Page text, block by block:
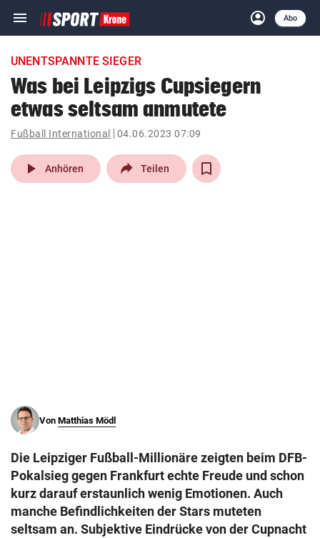
menu Navigation
ein-/ausklappen
account_circle
Anmelden
Abo
close Schließen
account_circle Anmelden
arrow_right
pin_drop
Wien arrow_right
UNENTSPANNTE SIEGER
Was bei Leipzigs Cupsiegern
etwas seltsam anmutete
Fußball International 04.06.2023 07:09
play_arrow Anhören Teilen
Von Matthias Mödl
Die Leipziger Fußball-Millionäre zeigten beim DFB-
Pokalsieg gegen Frankfurt echte Freude und schon
kurz darauf erstaunlich wenig Emotionen. Auch
manche Befindlichkeiten der Stars muteten
seltsam an. Subjektive Eindrücke von der Cupnacht